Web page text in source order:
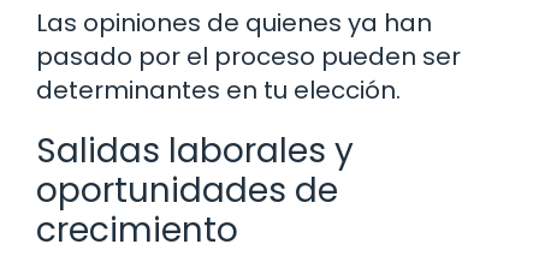
Las opiniones de quienes ya han
pasado por el proceso pueden ser
determinantes en tu elección.
Salidas laborales y
oportunidades de
crecimiento